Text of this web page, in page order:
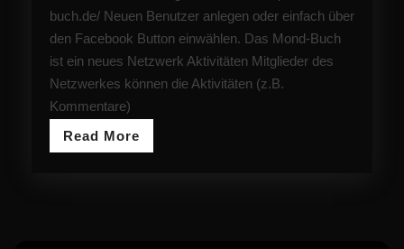
buch.de/ Neuen Benutzer anlegen oder einfach über
den Facebook Button einwählen. Das Mond-Buch
ist ein neues Netzwerk Aktivitäten Mitglieder des
Netzwerkes können die Aktivitäten (z.B.
Kommentare)
Read More
More